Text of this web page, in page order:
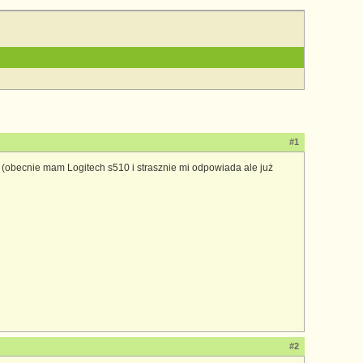
#1
mam Logitech s510 i strasznie mi odpowiada ale już
#2